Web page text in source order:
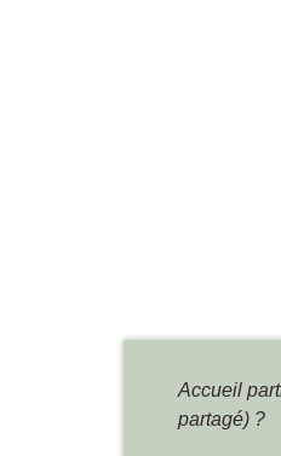
Accueil
partagé) ?